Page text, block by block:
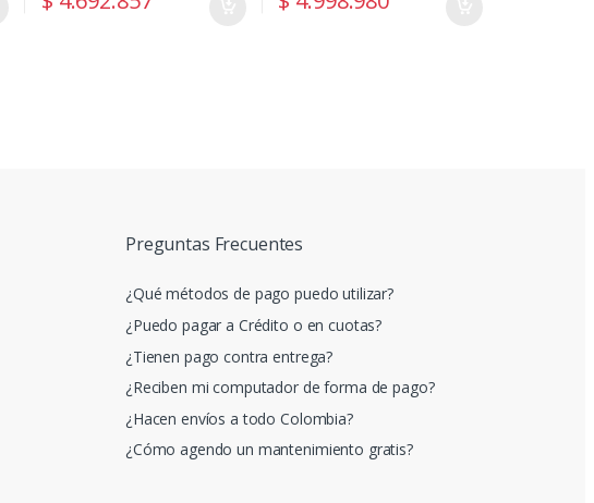
Preguntas Frecuentes
¿Qué métodos de pago puedo utilizar?
¿Puedo pagar a Crédito o en cuotas?
¿Tienen pago contra entrega?
¿Reciben mi computador de forma de pago?
¿Hacen envíos a todo Colombia?
¿Cómo agendo un mantenimiento gratis?